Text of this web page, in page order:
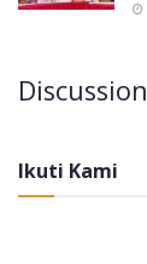
Ikuti Kami